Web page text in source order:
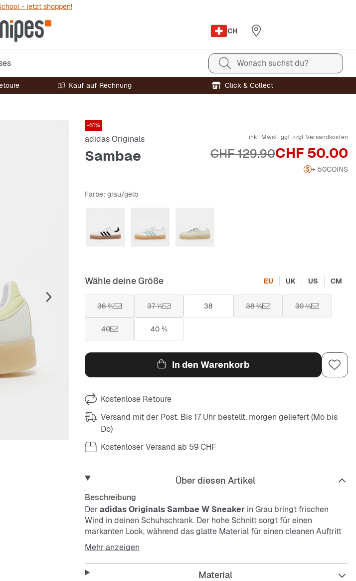
- jetzt shoppen!
CH
Wonach suchst du?
Kauf auf Rechnung Click & Collect
-61%
adidas Originals
Sambae
inkl. Mwst., ggf. zzgl.Versandkosten
Preis
CHF 50.00
Originalpreis
CHF 129.90
+ 50COINS
Farbe: grau/gelb
Wähle deine Größe EU UK US CM
36 ⅔ 37 ⅓ 38 38 ⅔ 39 ⅓
40 40 ⅔
In den Warenkorb
Kostenlose Retoure
Versand mit der Post. Bis 17 Uhr bestellt, morgen geliefert (Mo bis
Do)
Kostenloser Versand ab 59 CHF
Über diesen Artikel
Beschreibung
Deradidas Originals Sambae W Sneaker in Grau bringt frischen
Wind in deinen Schuhschrank. Der hohe Schnitt sorgt für einen
markanten Look, während das glatte Material für einen cleanen Auftritt
steht. Mit Schnürsenkeln lässt sich der Sneaker bequem anpassen.
Features:
Mehr anzeigen
Material